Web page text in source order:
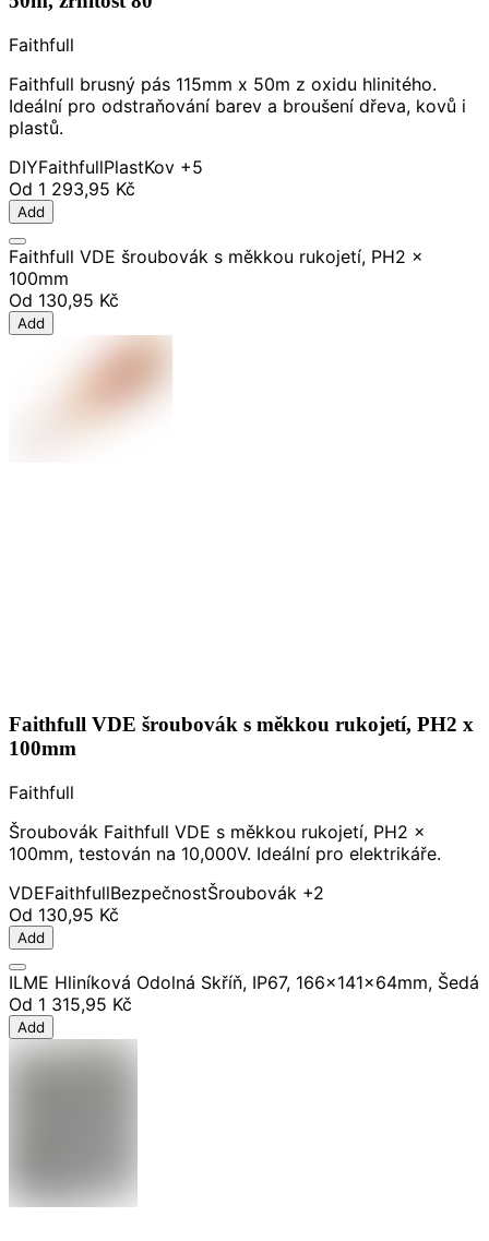
Faithfull
Faithfull brusný pás 115mm x 50m z oxidu hlinitého.
Ideální pro odstraňování barev a broušení dřeva, kovů i
plastů.
DIYFaithfullPlastKov +5
Od 1 293,95 Kč
Add
Faithfull VDE šroubovák s měkkou rukojetí, PH2 x
100mm
Od 130,95 Kč
Add
Faithfull VDE šroubovák s měkkou rukojetí, PH2 x
100mm
Faithfull
Šroubovák Faithfull VDE s měkkou rukojetí, PH2 x
100mm, testován na 10,000V. Ideální pro elektrikáře.
VDEFaithfullBezpečnostŠroubovák +2
Od 130,95 Kč
Add
ILME Hliníková Odolná Skříň, IP67, 166x141x64mm, Šedá
Od 1 315,95 Kč
Add